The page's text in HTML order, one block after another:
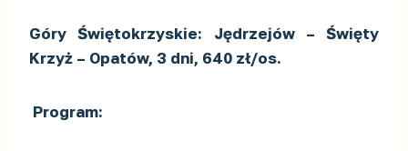
Góry Świętokrzyskie: Jędrzejów – Święty
Krzyż – Opatów, 3 dni, 640 zł/os.
Program: